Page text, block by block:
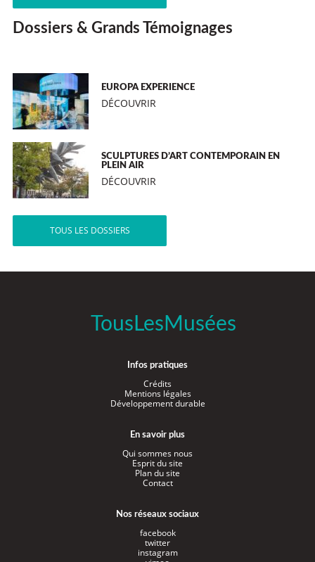
Dossiers & Grands Témoignages
EUROPA EXPERIENCE
DÉCOUVRIR
SCULPTURES D’ART CONTEMPORAIN EN
PLEIN AIR
DÉCOUVRIR
TOUS LES DOSSIERS
TousLesMusées
Infos pratiques
Crédits
Mentions légales
Développement durable
En savoir plus
Qui sommes nous
Esprit du site
Plan du site
Contact
Nos réseaux sociaux
facebook
twitter
instagram